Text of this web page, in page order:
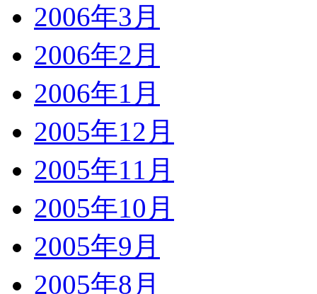
2006年3月
2006年2月
2006年1月
2005年12月
2005年11月
2005年10月
2005年9月
2005年8月